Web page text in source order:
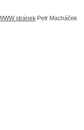
stránek Petr Macháček